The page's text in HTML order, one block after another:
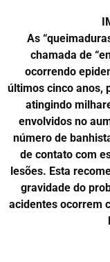
As
chamada de
ocorrendo
últimos cinco anos,
atingindo
envolvidos no
número de
de contato com
lesões. Esta
gravidade do
acidentes ocorrem